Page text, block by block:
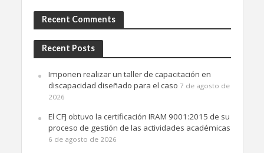
Recent Comments
Recent Posts
Imponen realizar un taller de capacitación en
discapacidad diseñado para el caso 7 de agosto de
2026
El CFJ obtuvo la certificación IRAM 9001:2015 de su
proceso de gestión de las actividades académicas
6 de agosto de 2026